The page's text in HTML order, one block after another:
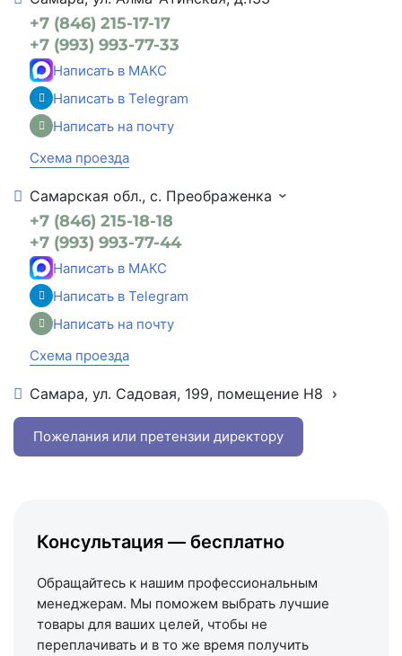
+7 (846) 215-17-17
+7 (993) 993-77-33
Написать в МАКС
Написать в Telegram
Написать на почту
Схема проезда
Самарская обл., с. Преображенка
+7 (846) 215-18-18
+7 (993) 993-77-44
Написать в МАКС
Написать в Telegram
Написать на почту
Схема проезда
Самара, ул. Садовая, 199, помещение Н8
+7 (993) 993-77-22
Написать в МАКС
Схема проезда
Пожелания или претензии директору
Консультация — бесплатно
Обращайтесь к нашим профессиональным
менеджерам. Мы поможем выбрать лучшие
товары для ваших целей, чтобы не
переплачивать и в то же время получить